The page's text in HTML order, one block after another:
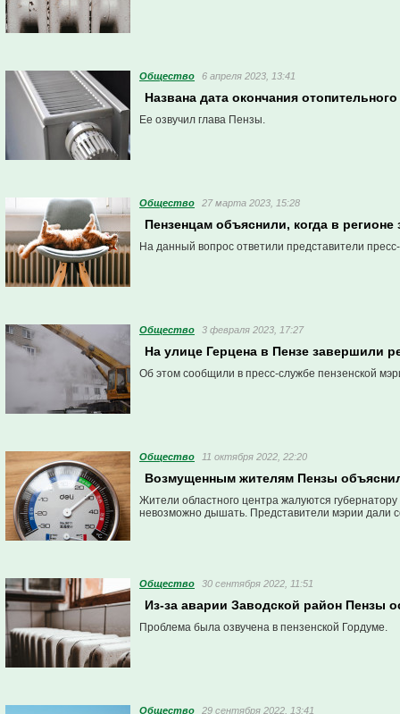
Общество 6 апреля 2023, 13:41
Названа дата окончания
Ее озвучил глава Пензы.
Общество 27 марта 2023, 15:28
Пензенцам объяснили, когда в
На данный вопрос ответили представители
Общество 3 февраля 2023, 17:27
На улице Герцена в Пензе завершили
Об этом сообщили в пресс-службе пензенской
Общество 11 октября 2022, 22:20
Возмущенным жителям Пензы
Жители областного центра жалуются
невозможно дышать. Представители мэрии дали
Общество 30 сентября 2022, 11:51
Из-за аварии Заводской район Пензы
Проблема была озвучена в пензенской Гордуме.
Общество 29 сентября 2022, 13:41